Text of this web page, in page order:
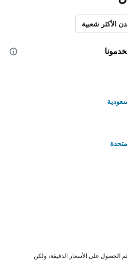
الأكثر شعبية